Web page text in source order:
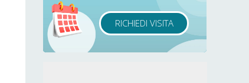
RICHIEDI VISITA